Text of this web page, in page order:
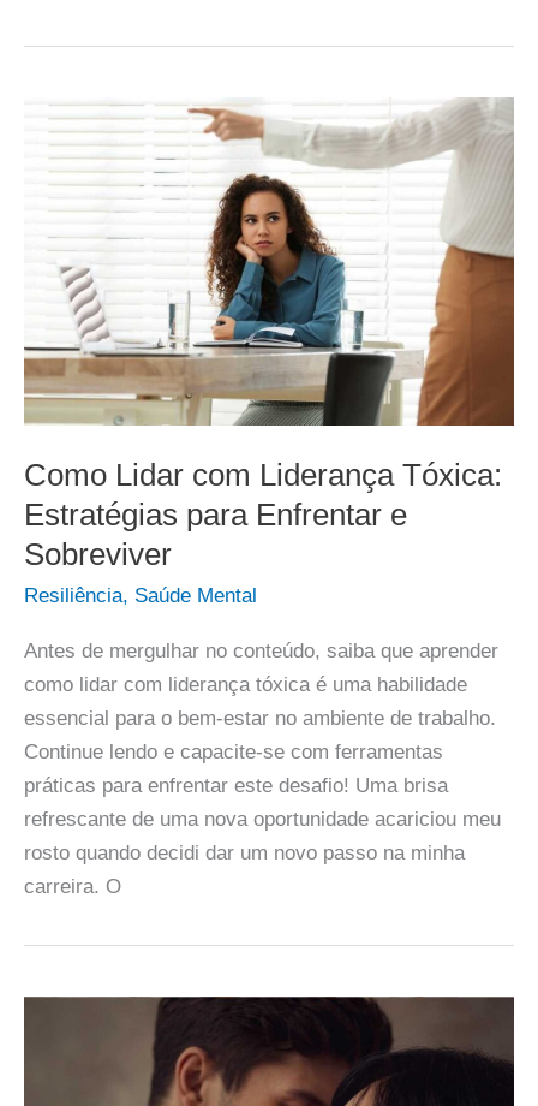
Como Lidar com Liderança Tóxica:
Estratégias para Enfrentar e
Sobreviver
Resiliência, Saúde Mental
Antes de mergulhar no conteúdo, saiba que aprender
como lidar com liderança tóxica é uma habilidade
essencial para o bem-estar no ambiente de trabalho.
Continue lendo e capacite-se com ferramentas
práticas para enfrentar este desafio! Uma brisa
refrescante de uma nova oportunidade acariciou meu
rosto quando decidi dar um novo passo na minha
carreira. O